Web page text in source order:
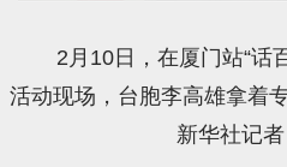
2月10日，在厦门站“话
活动现场，台胞李高雄拿着
新华社记